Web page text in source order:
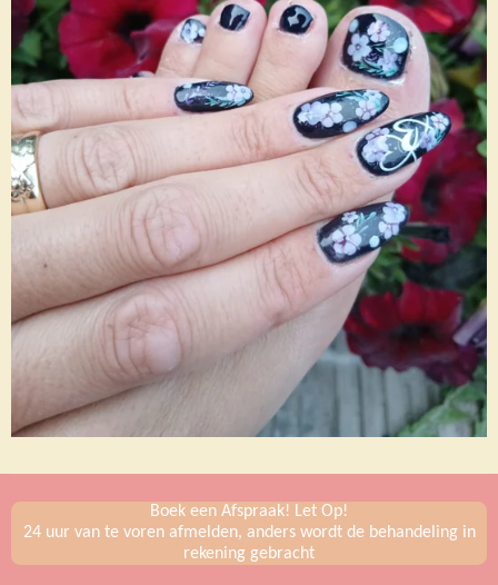
Boek een Afspraak! Let Op!
24 uur van te voren afmelden, anders wordt de behandeling in
rekening gebracht